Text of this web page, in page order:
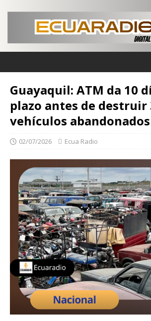
Guayaquil: ATM da 10
plazo antes de destruir
vehículos abandonados
02/07/2026 Ecua Radio